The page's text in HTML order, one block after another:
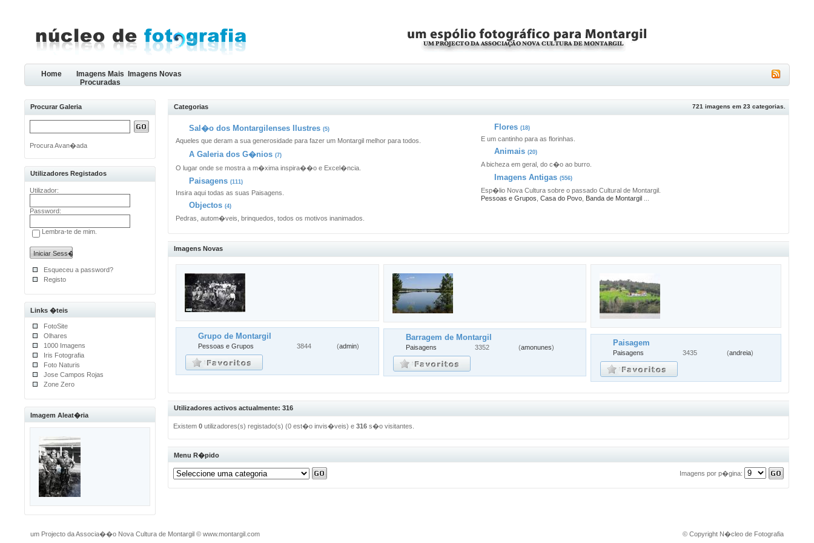
Home
Imagens Mais
Procuradas
Imagens Novas
Procurar Galeria
Procura Avan�ada
Utilizadores Registados
Utilizador:
Password:
Lembra-te de mim.
Esqueceu a password?
Registo
Links �teis
FotoSite
Olhares
1000 Imagens
Iris Fotografia
Foto Naturis
Jose Campos Rojas
Zone Zero
Imagem Aleat�ria
721 imagens em23 categorias.
Categorias
Sal�o dos Montargilenses Ilustres (5)
Aqueles que deram a sua generosidade para fazer um Montargil melhor para todos.
A Galeria dos G�nios (7)
O lugar onde se mostra a m�xima inspira��o e Excel�ncia.
Paisagens (111)
Insira aqui todas as suas Paisagens.
Objectos (4)
Pedras, autom�veis, brinquedos, todos os motivos inanimados.
Flores (18)
E um cantinho para as florinhas.
Animais (20)
A bicheza em geral, do c�o ao burro.
Imagens Antigas (556)
Esp�lio Nova Cultura sobre o passado Cultural de Montargil.
Pessoas e Grupos ,Casa do Povo Banda de Montargil
Imagens Novas
Grupo de Montargil
Pessoas e Grupos 3844 (admin)
Barragem de Montargil
Paisagens 3352 (amonunes) Paisagem
Paisagens 3435 (andreia)
Utilizadores activos actualmente: 316
Existem0 utilizadores(s) registado(s) (0 est�o invis�veis) e316 s�o visitantes.
Menu R�pido
Imagens por p�gina:
© Copyright N�cleo de Fotografia
um Projecto da Associa��o Nova Cultura de Montargil©www.montargil.com